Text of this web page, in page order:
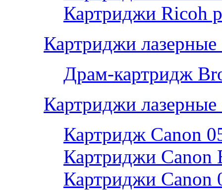
Картриджи Ricoh
Картриджи
Драм-картридж
Картриджи лазерные
Картридж Canon
Картриджи Canon
Картриджи Canon